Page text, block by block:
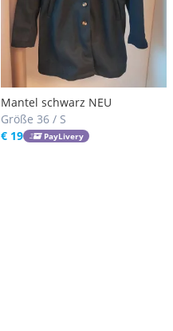
Mantel schwarz NEU
Größe 36 / S
€ 19
PayLivery